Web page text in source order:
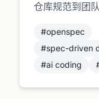
仓库规范到团
#openspec
#spec-driven
#ai coding